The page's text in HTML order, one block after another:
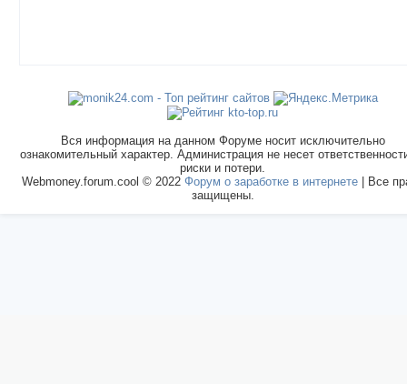
Вся информация на данном Форуме носит исключительно
ознакомительный характер. Администрация не несет
риски и потери.
Webmoney.forum.cool © 2022 Форум о заработке в интернете| Все
защищены.